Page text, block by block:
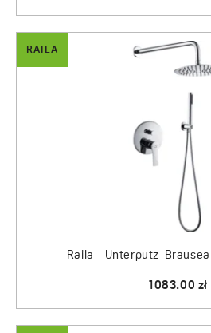
RAILA
Raila - Unterputz-
1083.00 zł